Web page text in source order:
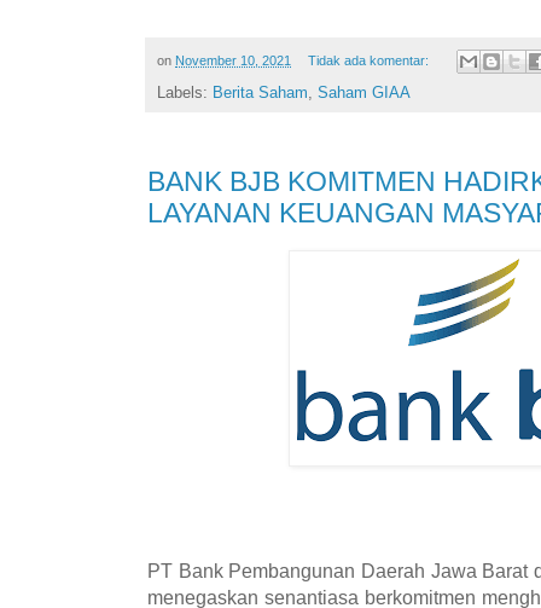
on November 10, 2021 Tidak ada komentar:
Labels: Berita Saham, Saham GIAA
BANK BJB KOMITMEN
LAYANAN KEUANGAN
PT Bank Pembangunan Daerah Jawa Barat
menegaskan senantiasa berkomitmen